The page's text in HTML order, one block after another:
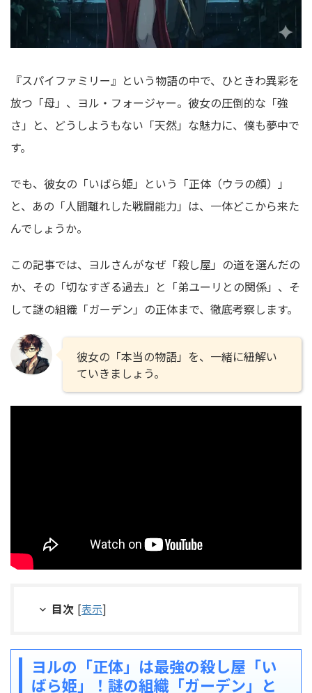
『スパイファミリー』という物語の中で、ひときわ異彩を
放つ「母」、ヨル・フォージャー。彼女の圧倒的な「強
さ」と、どうしようもない「天然」な魅力に、僕も夢中で
す。
でも、彼女の「いばら姫」という「正体（ウラの顔）」
と、あの「人間離れした戦闘能力」は、一体どこから来た
んでしょうか。
この記事では、ヨルさんがなぜ「殺し屋」の道を選んだの
か、その「切なすぎる過去」と「弟ユーリとの関係」、そ
して謎の組織「ガーデン」の正体まで、徹底考察します。
彼女の「本当の物語」を、一緒に紐解い
ていきましょう。
目次 [表示]
ヨルの「正体」は最強の殺し屋「い
ばら姫」！謎の組織「ガーデン」と